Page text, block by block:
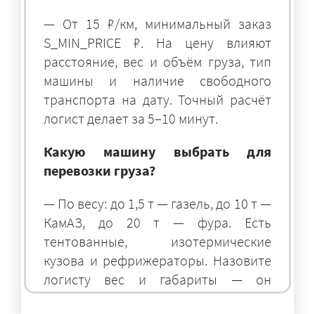
— От 15 ₽/км, минимальный заказ
S_MIN_PRICE ₽. На цену влияют
расстояние, вес и объём груза, тип
машины и наличие свободного
транспорта на дату. Точный расчёт
логист делает за 5–10 минут.
Какую машину выбрать для
перевозки груза?
— По весу: до 1,5 т — газель, до 10 т —
КамАЗ, до 20 т — фура. Есть
тентованные, изотермические
кузова и рефрижераторы. Назовите
логисту вес и габариты — он
подберёт оптимальный транспорт.